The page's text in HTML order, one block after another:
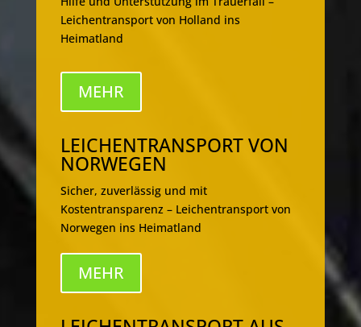
Leichentransport von Holland ins
Heimatland
MEHR
LEICHENTRANSPORT VON
NORWEGEN
Sicher, zuverlässig und mit
Kostentransparenz – Leichentransport von
Norwegen ins Heimatland
MEHR